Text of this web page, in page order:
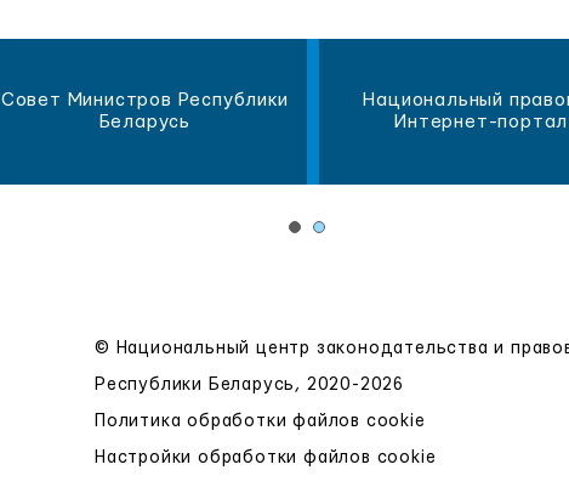
Совет Министров Республики
Беларусь
Национальный
Интернет-портал
© Национальный центр законодательства и
Республики Беларусь, 2020-2026
Политика обработки файлов cookie
Настройки обработки файлов cookie